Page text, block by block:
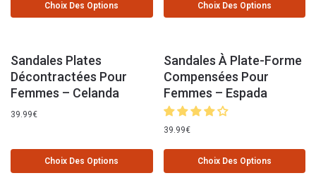
Choix Des Options Choix Des Options
Sandales Plates
Décontractées Pour
Femmes – Celanda
39.99€
Choix Des Options
Sandales À Plate-Forme
Compensées Pour
Femmes – Espada
39.99€
Choix Des Options